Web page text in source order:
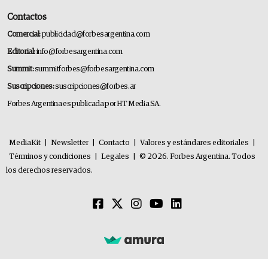
Contactos
Comercial:publicidad@forbesargentina.com
Editorial:info@forbesargentina.com
Summit:summitforbes@forbesargentina.com
Suscripciones:suscripciones@forbes.ar
Forbes Argentina es publicada por HT Media SA.
MediaKit Newsletter Contacto Valores y estándares editoriales
Términos y condiciones
Legales
© 2026. Forbes Argentina. Todos
los derechos reservados.